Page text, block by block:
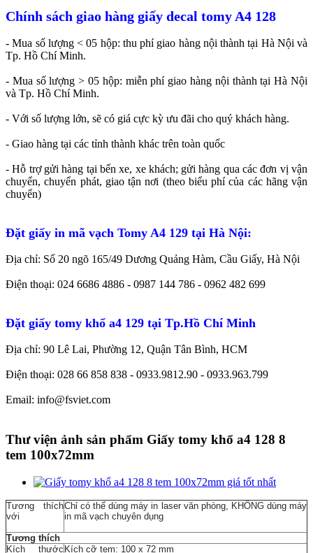
Chính sách giao hàng giấy decal tomy A4 128
- Mua số lượng < ​05 hộp: thu phí giao hàng nội thành tại Hà Nội và
Tp. Hồ Chí Minh.
- Mua số lượng >​ 05 hộp: miễn phí giao hàng nội thành tại Hà Nội
và Tp. Hồ Chí Minh.
- Với số lượng lớn, sẽ có giá cực kỳ ưu đãi cho quý khách hàng.
- Giao hàng tại các tỉnh thành khác trên toàn quốc
- Hỗ trợ gửi hàng tại bến xe, xe khách; gửi hàng qua các đơn vị vận
chuyển, chuyển phát, giao tận nơi (theo biểu phí của các hãng vận
chuyển)
Đặt giấy in mã vạch Tomy A4 129 tại Hà Nội:
Địa chỉ: Số 20 ngõ 165/49 Dương Quảng Hàm, Cầu Giấy, Hà Nội
Điện thoại: 024 6686 4886 - 0987 144 786 - 0962 482 699
Đặt giấy tomy khổ a4 129 tại Tp.Hồ Chí Minh
Địa chỉ: 90 Lê Lai, Phường 12, Quận Tân Bình, HCM
Điện thoại: 028 66 858 838 - 0933.9812.90 - 0933.963.799
Email: info@fsviet.com
Thư viện ảnh sản phẩm Giấy tomy khổ a4 128 8
tem 100x72mm
Tương thích
với
Chỉ có thể dùng máy in laser văn phòng, KHÔNG dùng máy
in mã vạch chuyên dụng
Tương thích
Kích thước Kích cỡ tem: 100 x 72 mm